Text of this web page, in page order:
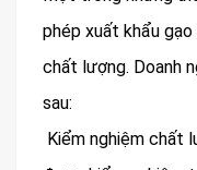
phép xuất khẩu
chất lượng. Doanh
sau:
Kiểm nghiệm chất